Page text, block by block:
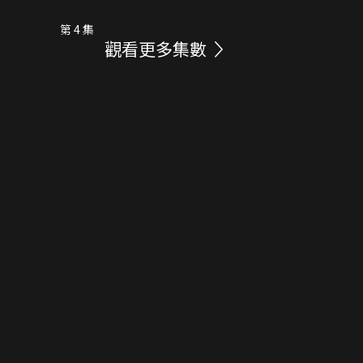
第 4 集
觀看更多集數